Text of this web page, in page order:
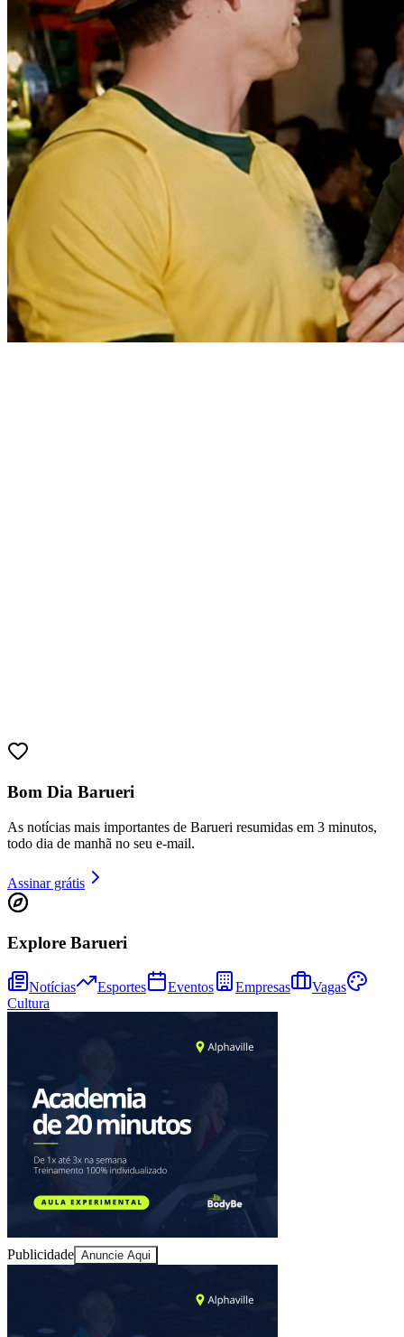
Athletico-PR
Vitória
Bom Dia Barueri
As notícias mais importantes de Barueri resumidas em 3 minutos,
todo dia de manhã no seu e-mail.
Assinar grátis
Explore Barueri
Notícias Esportes Eventos Empresas
Vagas
Cultura
Publicidade Anuncie Aqui